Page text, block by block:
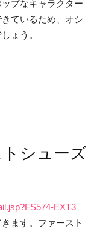
プなキャラクター
ているため、オシ
ょう。
シューズ
EXT3
ます。ファースト